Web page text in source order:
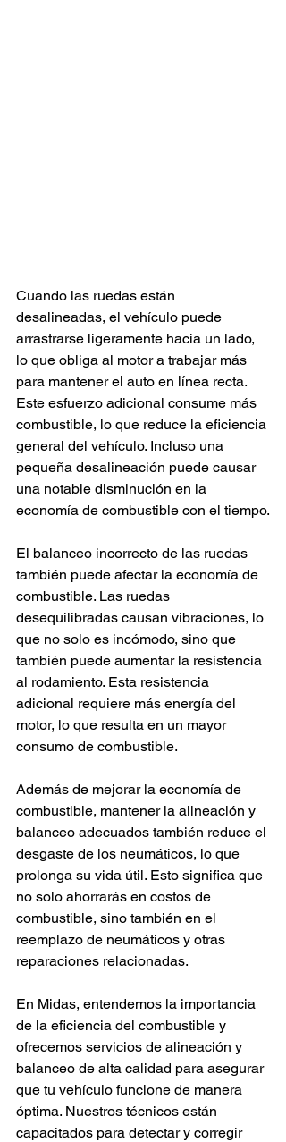
Cuando las ruedas están
desalineadas, el vehículo puede
arrastrarse ligeramente hacia un lado,
lo que obliga al motor a trabajar más
para mantener el auto en línea recta.
Este esfuerzo adicional consume más
combustible, lo que reduce la eficiencia
general del vehículo. Incluso una
pequeña desalineación puede causar
una notable disminución en la
economía de combustible con el tiempo.
El balanceo incorrecto de las ruedas
también puede afectar la economía de
combustible. Las ruedas
desequilibradas causan vibraciones, lo
que no solo es incómodo, sino que
también puede aumentar la resistencia
al rodamiento. Esta resistencia
adicional requiere más energía del
motor, lo que resulta en un mayor
consumo de combustible.
Además de mejorar la economía de
combustible, mantener la alineación y
balanceo adecuados también reduce el
desgaste de los neumáticos, lo que
prolonga su vida útil. Esto significa que
no solo ahorrarás en costos de
combustible, sino también en el
reemplazo de neumáticos y otras
reparaciones relacionadas.
En Midas, entendemos la importancia
de la eficiencia del combustible y
ofrecemos servicios de alineación y
balanceo de alta calidad para asegurar
que tu vehículo funcione de manera
óptima. Nuestros técnicos están
capacitados para detectar y corregir